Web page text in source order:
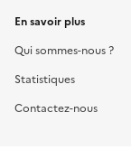
En savoir plus
Qui sommes-nous ?
Statistiques
Contactez-nous